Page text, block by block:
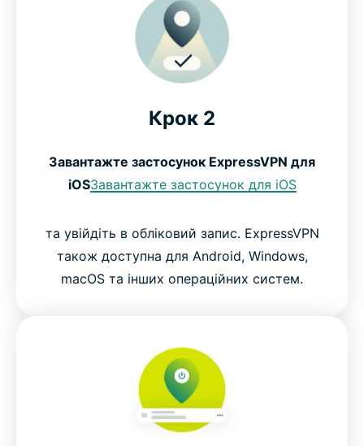
Крок 2
Завантажте застосунок ExpressVPN для
iOSЗавантажте застосунок для iOS
та увійдіть в обліковий запис. ExpressVPN
також доступна для Android, Windows,
macOS та інших операційних систем.